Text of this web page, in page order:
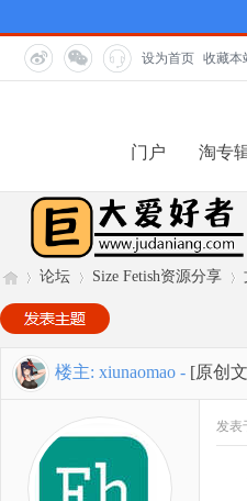
设为首页 收藏本
门户 淘专
巨 »
论坛
›
Size Fetish资源分享
›
楼主: xiunaomao - [原创
发表